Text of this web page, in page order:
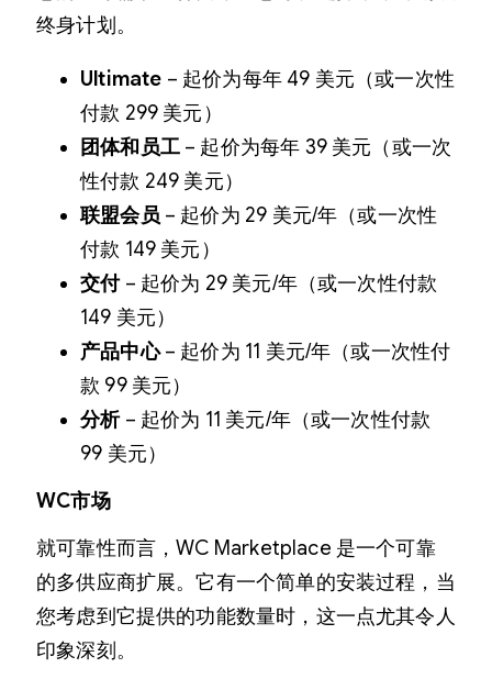
终身计划。
Ultimate – 起价为每年 49 美元（或一次性
付款 299 美元）
团体和员工– 起价为每年 39 美元（或一次
性付款 249 美元）
联盟会员 – 起价为 29 美元/年（或一次性
付款 149 美元）
交付– 起价为 29 美元/年（或一次性付款
149 美元）
产品中心– 起价为 11 美元/年（或一次性付
款 99 美元）
分析– 起价为 11 美元/年（或一次性付款
99 美元）
WC市场
就可靠性而言，WC Marketplace 是一个可靠
的多供应商扩展。它有一个简单的安装过程，当
您考虑到它提供的功能数量时，这一点尤其令人
印象深刻。